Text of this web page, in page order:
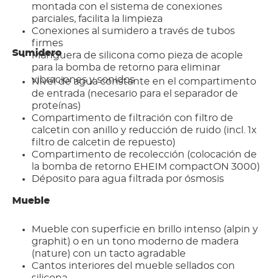
montada con el sistema de conexiones
parciales, facilita la limpieza
Conexiones al sumidero a través de tubos
firmes
Manguera de silicona como pieza de acople
para la bomba de retorno para eliminar
vibraciones y sonidos
Sumidero
Nivel de agua constante en el compartimento
de entrada (necesario para el separador de
proteínas)
Compartimento de filtración con filtro de
calcetin con anillo y reducción de ruido (incl. 1x
filtro de calcetin de repuesto)
Compartimento de recolección (colocación de
la bomba de retorno EHEIM compactON 3000)
Déposito para agua filtrada por ósmosis
Mueble
Mueble con superficie en brillo intenso (alpin y
graphit) o en un tono moderno de madera
(nature) con un tacto agradable
Cantos interiores del mueble sellados con